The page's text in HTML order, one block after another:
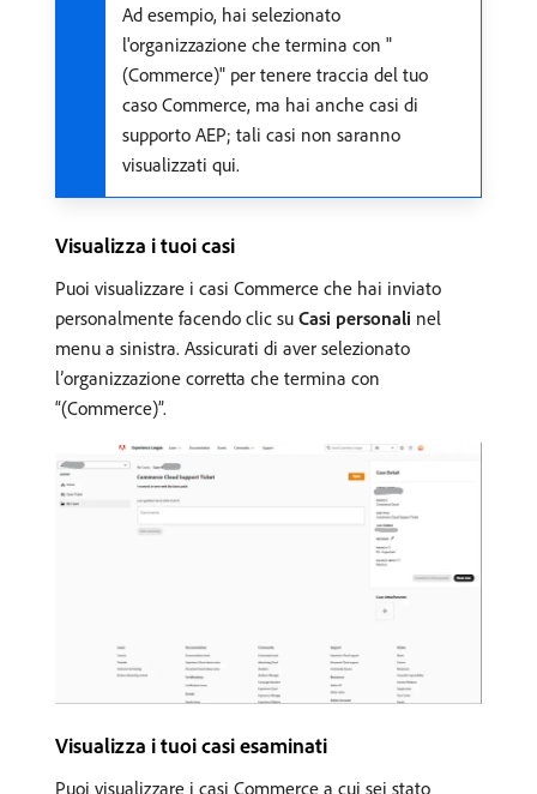
Ad esempio, hai selezionato
l'organizzazione che termina con "
(Commerce)" per tenere traccia del tuo
caso Commerce, ma hai anche casi di
supporto AEP; tali casi non saranno
visualizzati qui.
Visualizza i tuoi casi
Puoi visualizzare i casi Commerce che hai inviato
personalmente facendo clic su Casi personali nel
menu a sinistra. Assicurati di aver selezionato
l’organizzazione corretta che termina con
“(Commerce)”.
Visualizza i tuoi casi esaminati
Puoi visualizzare i casi Commerce a cui sei stato